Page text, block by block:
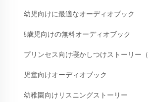
幼児向けに最適なオーディオブック
5歳児向けの無料オーディオブック
プリンセス向け寝かしつけストーリー（
児童向けオーディオブック
幼稚園向けリスニングストーリー